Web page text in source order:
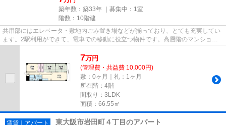
築年数：築33年 ｜募集中： 1室
階数：10階建
共用部にはエレベータ・敷地内ごみ置き場などが揃っており、とても充実してい
ます。2駅利用ができて、電車での移動に役立つ物件です。高層階のマンション
です。平坦な場所にあるマンシ...
7万円
(管理費・共益費 10,000円)
敷：0ヶ月｜礼：1ヶ月
所在階：4階
間取り：3LDK
面積：66.55㎡
賃貸｜アパート 東大阪市岩田町４丁目のアパート